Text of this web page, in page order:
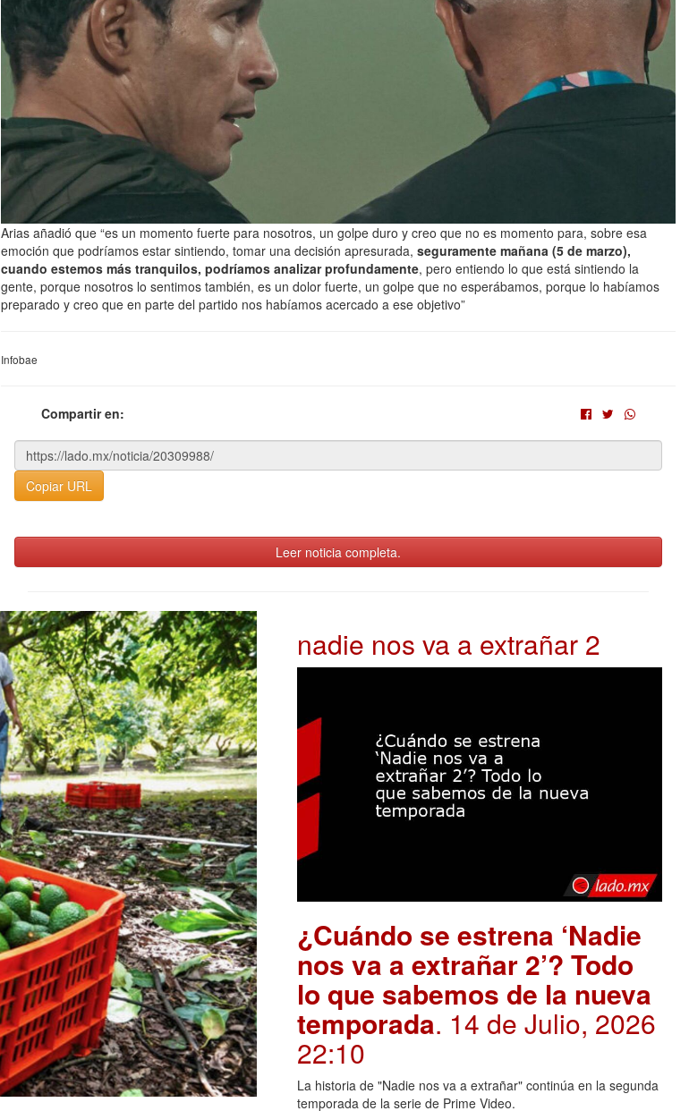
Arias añadió que “es un momento fuerte para nosotros, un golpe duro y creo que no es momento para, sobre esa
emoción que podríamos estar sintiendo, tomar una decisión apresurada, seguramente mañana (5 de marzo),
cuando estemos más tranquilos, podríamos analizar profundamente, pero entiendo lo que está sintiendo la
gente, porque nosotros lo sentimos también, es un dolor fuerte, un golpe que no esperábamos, porque lo habíamos
preparado y creo que en parte del partido nos habíamos acercado a ese objetivo”
Infobae
Compartir en:
Copiar URL
Leer noticia completa.
nadie nos va a extrañar 2
¿Cuándo se estrena ‘Nadie
nos va a extrañar 2’? Todo
lo que sabemos de la nueva
temporada. 14 de Julio, 2026
22:10
La historia de "Nadie nos va a extrañar" continúa en la segunda
temporada de la serie de Prime Video.